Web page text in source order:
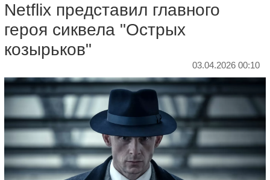
Netflix представил главного
героя сиквела "Острых
козырьков"
03.04.2026 00:10